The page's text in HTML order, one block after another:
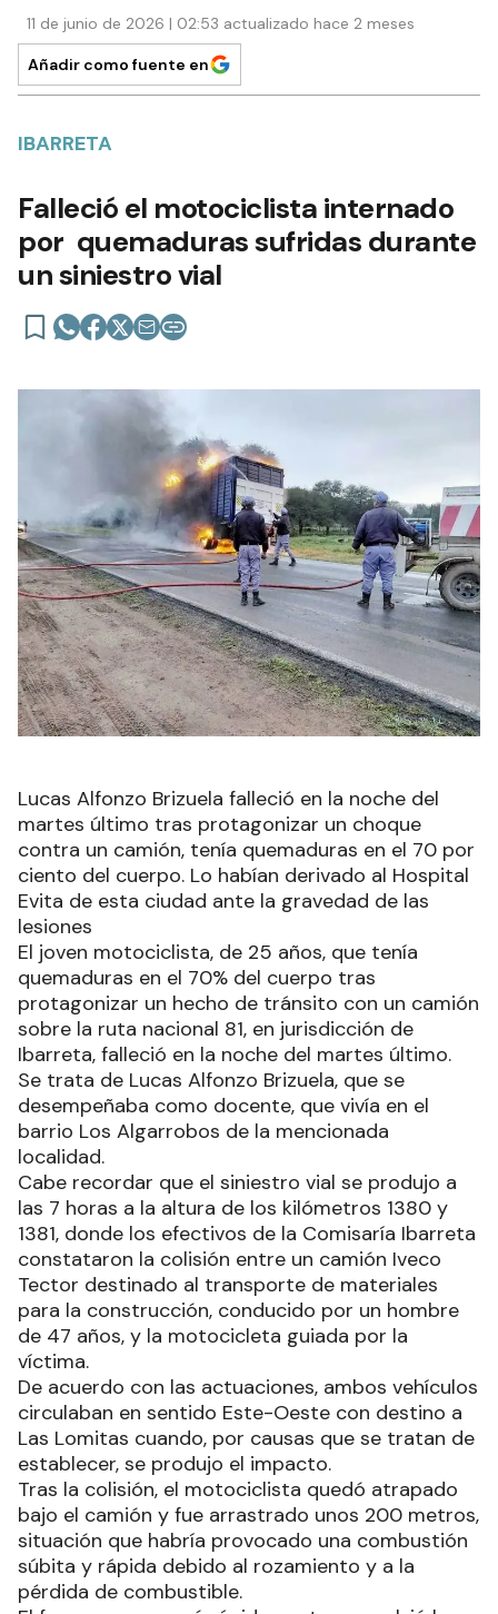
11 de junio de 2026 | 02:53 actualizado hace 2 meses
Añadir como fuente en
IBARRETA
Falleció el motociclista internado
por quemaduras sufridas durante
un siniestro vial
Lucas Alfonzo Brizuela falleció en la noche del
martes último tras protagonizar un choque
contra un camión, tenía quemaduras en el 70 por
ciento del cuerpo. Lo habían derivado al Hospital
Evita de esta ciudad ante la gravedad de las
lesiones
El joven motociclista, de 25 años, que tenía
quemaduras en el 70% del cuerpo tras
protagonizar un hecho de tránsito con un camión
sobre la ruta nacional 81, en jurisdicción de
Ibarreta, falleció en la noche del martes último.
Se trata de Lucas Alfonzo Brizuela, que se
desempeñaba como docente, que vivía en el
barrio Los Algarrobos de la mencionada
localidad.
Cabe recordar que el siniestro vial se produjo a
las 7 horas a la altura de los kilómetros 1380 y
1381, donde los efectivos de la Comisaría Ibarreta
constataron la colisión entre un camión Iveco
Tector destinado al transporte de materiales
para la construcción, conducido por un hombre
de 47 años, y la motocicleta guiada por la
víctima.
De acuerdo con las actuaciones, ambos vehículos
circulaban en sentido Este-Oeste con destino a
Las Lomitas cuando, por causas que se tratan de
establecer, se produjo el impacto.
Tras la colisión, el motociclista quedó atrapado
bajo el camión y fue arrastrado unos 200 metros,
situación que habría provocado una combustión
súbita y rápida debido al rozamiento y a la
pérdida de combustible.